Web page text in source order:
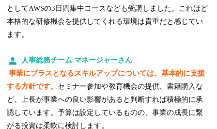
としてAWSの3日間集中コースなども受講しました。これほど
本格的な研修機会を提供してくれる環境は貴重だと感じてい
ます。
人事総務チーム マネージャーさん
事業にプラスとなるスキルアップについては、基本的に支援
する方針です。 セミナー参加や教育機会の提供、書籍購入な
ど、上長が事業への良い影響があると判断すれば積極的に承
認しています。予算は設定しているものの、事業の成長に繋
がる投資は柔軟に検討します。